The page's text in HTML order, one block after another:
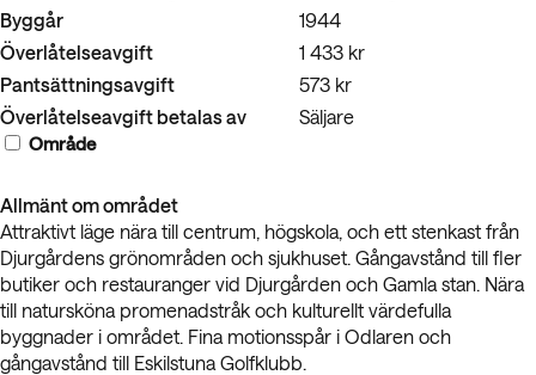
Byggår
1944
Överlåtelseavgift
1 433 kr
Pantsättningsavgift
573 kr
Överlåtelseavgift betalas av
Säljare
Område
Allmänt om området
Attraktivt läge nära till centrum, högskola, och ett stenkast från
Djurgårdens grönområden och sjukhuset. Gångavstånd till fler
butiker och restauranger vid Djurgården och Gamla stan. Nära
till natursköna promenadstråk och kulturellt värdefulla
byggnader i området. Fina motionsspår i Odlaren och
gångavstånd till Eskilstuna Golfklubb.